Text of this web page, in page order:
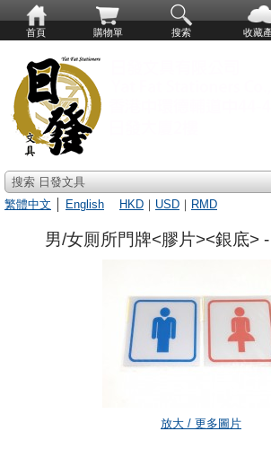
首頁 購物單 搜索 收藏
搜索 日發文具
繁體中文
English HKD ｜ USD ｜ RMD
男/女厠所門牌<膠片><銀底>
放大 / 更多圖片